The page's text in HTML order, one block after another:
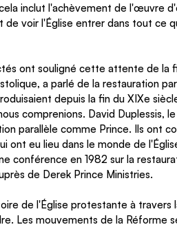
inclut l'achèvement de l'œuvre
de voir l'Église entrer dans tout
ont souligné cette attente de la
a parlé de la restauration
depuis la fin du XIXe
comprenions. David Duplessis,
parallèle comme Prince. Ils ont
ont eu lieu dans le monde de
conférence en 1982 sur la
de Derek Prince Ministries.
de l'Église protestante à travers
Les mouvements de la Réforme